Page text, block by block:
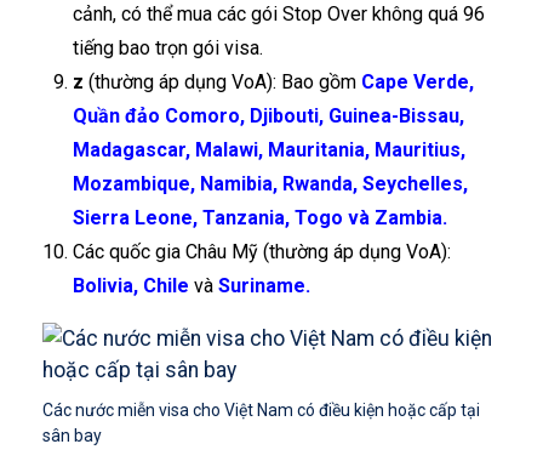
cảnh, có thể mua các gói Stop Over không quá 96
tiếng bao trọn gói visa.
z (thường áp dụng VoA): Bao gồm Cape Verde,
Quần đảo Comoro, Djibouti, Guinea-Bissau,
Madagascar, Malawi, Mauritania, Mauritius,
Mozambique, Namibia, Rwanda, Seychelles,
Sierra Leone, Tanzania, Togo và Zambia.
Các quốc gia Châu Mỹ (thường áp dụng VoA):
Bolivia, Chile và Suriname.
Các nước miễn visa cho Việt Nam có điều kiện hoặc cấp tại
sân bay